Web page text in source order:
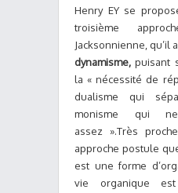
Henry EY se
troisième
Jacksonnienne, qu’il
dynamisme, puisant
la « nécessité de
dualisme qui
monisme qui
assez ».Très
approche postule
est une forme
vie organique